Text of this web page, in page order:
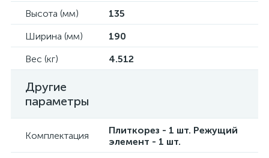
Высота (мм)
135
Ширина (мм)
190
Вес (кг)
4.512
Другие
параметры
Комплектация
Плиткорез - 1 шт. Режущий
элемент - 1 шт.